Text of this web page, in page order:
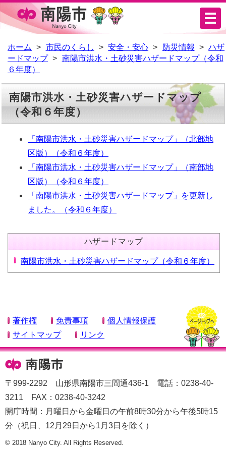
ニ
ュ
ー
ホーム 市民のくらし 安全・安心 防災情報
ハザ
ードマップ
南陽市洪水・土砂災害ハザードマップ（令和
６年度）
南陽市洪水・土砂災害ハザードマップ
（令和６年度）
「南陽市洪水・土砂災害ハザードマップ」（北部地
区版）（令和６年度）
「南陽市洪水・土砂災害ハザードマップ」（南部地
区版）（令和６年度）
「南陽市洪水・土砂災害ハザードマップ」を更新し
ました。（令和６年度）
ハザードマップ
南陽市洪水・土砂災害ハザードマップ（令和６年度）
著作権 免責事項
個人情報保護
サイトマップ
リンク
〒999-2292 山形県南陽市三間通436-1 電話：0238-40-
3211 FAX：0238-40-3242
開庁時間：月曜日から金曜日の午前8時30分から午後5時15
分（祝日、12月29日から1月3日を除く）
© 2018 Nanyo City. All Rights Reserved.